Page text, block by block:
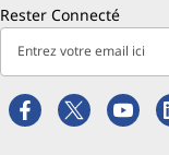
Rester Connecté
Entrez votre email ici